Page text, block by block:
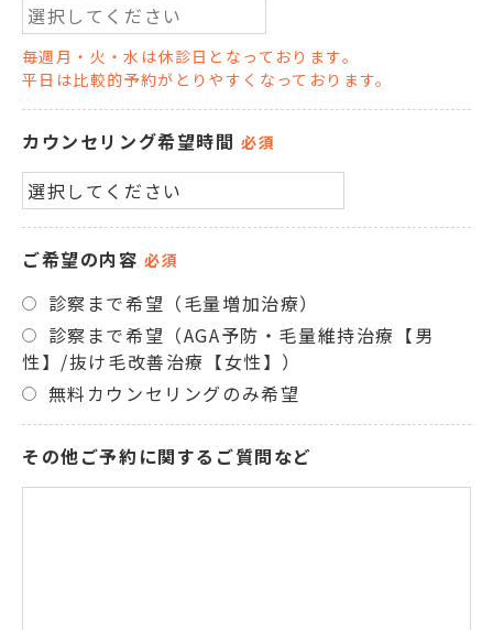
毎週月・火・水は休診日となっております。
平日は比較的予約がとりやすくなっております。
カウンセリング希望時間必須
ご希望の内容必須
診察まで希望（毛量増加治療）
診察まで希望（AGA予防・毛量維持治療【男
性】/抜け毛改善治療【女性】）
無料カウンセリングのみ希望
その他ご予約に関するご質問など